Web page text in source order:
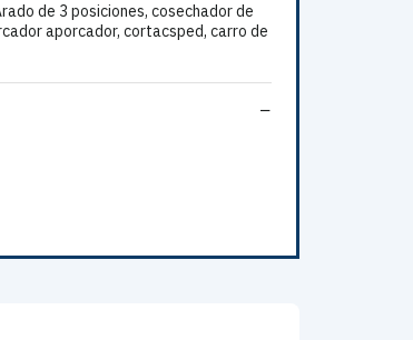
de 3 posiciones, cosechador de
aporcador, cortacsped, carro de